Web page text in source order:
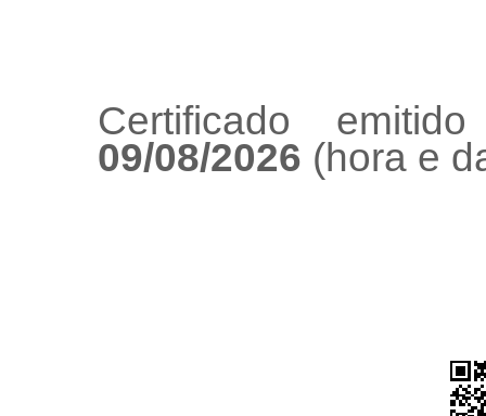
Certificado
09/08/2026 (hora e